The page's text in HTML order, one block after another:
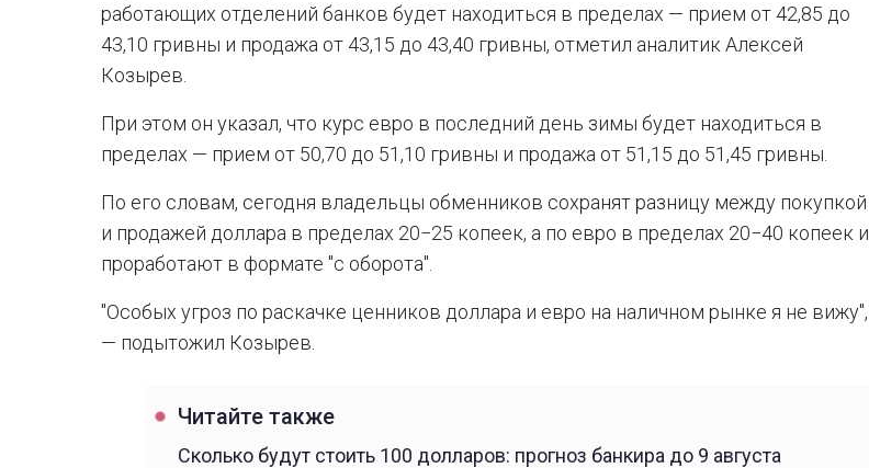
работающих отделений банков будет находиться в пределах — прием от 42,85 до
43,10 гривны и продажа от 43,15 до 43,40 гривны, отметил аналитик Алексей
Козырев.
При этом он указал, что курс евро в последний день зимы будет находиться в
пределах — прием от 50,70 до 51,10 гривны и продажа от 51,15 до 51,45 гривны.
По его словам, сегодня владельцы обменников сохранят разницу между покупкой
и продажей доллара в пределах 20−25 копеек, а по евро в пределах 20−40 копеек и
проработают в формате "с оборота".
"Особых угроз по раскачке ценников доллара и евро на наличном рынке я не вижу",
— подытожил Козырев.
Читайте также
Сколько будут стоить 100 долларов: прогноз банкира до 9 августа